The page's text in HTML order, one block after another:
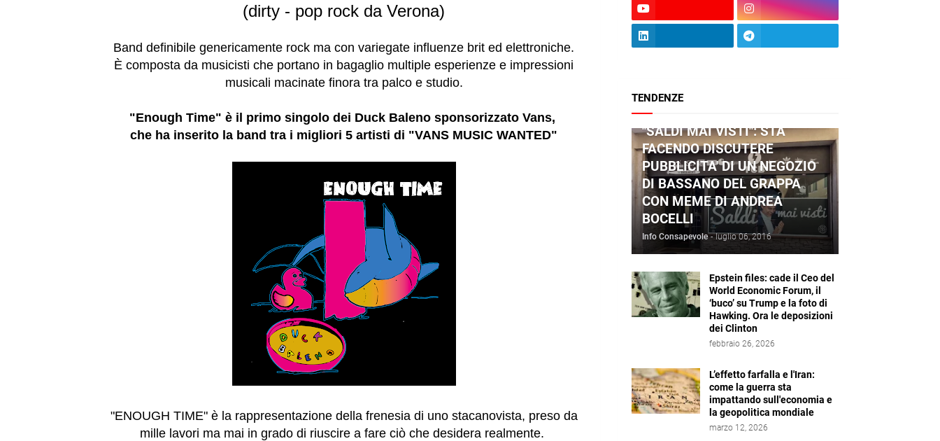
(dirty - pop rock da Verona)
Band definibile genericamente rock ma con variegate influenze brit ed elettroniche.
È composta da musicisti che portano in bagaglio multiple esperienze e impressioni
musicali macinate finora tra palco e studio.
"Enough Time" è il primo singolo dei Duck Baleno sponsorizzato Vans,
che ha inserito la band tra i migliori 5 artisti di "VANS MUSIC WANTED"
"ENOUGH TIME" è la rappresentazione della frenesia di uno stacanovista, preso da
mille lavori ma mai in grado di riuscire a fare ciò che desidera realmente.
TENDENZE
"SALDI MAI VISTI": STA
FACENDO DISCUTERE
PUBBLICITA' DI UN NEGOZIO
DI BASSANO DEL GRAPPA
CON MEME DI ANDREA
BOCELLI
Info Consapevole - luglio 06, 2016
Epstein files: cade il Ceo del
World Economic Forum, il
‘buco’ su Trump e la foto di
Hawking. Ora le deposizioni
dei Clinton
febbraio 26, 2026
L’effetto farfalla e l'Iran:
come la guerra sta
impattando sull'economia e
la geopolitica mondiale
marzo 12, 2026